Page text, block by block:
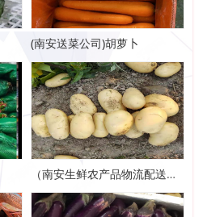
(南安送菜公司)胡萝卜
（南安生鲜农产品物流配送）马铃薯